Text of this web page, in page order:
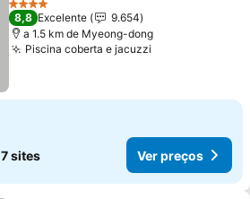
4 Estrelas
8,8 Excelente
9.654
a 1.5 km de Myeong-dong
Piscina coberta e jacuzzi
7 sites Ver preços